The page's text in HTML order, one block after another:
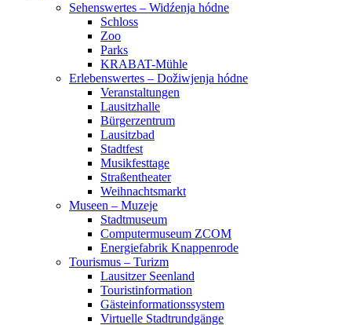
Sehenswertes – Widźenja hódne
Schloss
Zoo
Parks
KRABAT-Mühle
Erlebenswertes – Dožiwjenja hódne
Veranstaltungen
Lausitzhalle
Bürgerzentrum
Lausitzbad
Stadtfest
Musikfesttage
Straßentheater
Weihnachtsmarkt
Museen – Muzeje
Stadtmuseum
Computermuseum ZCOM
Energiefabrik Knappenrode
Tourismus – Turizm
Lausitzer Seenland
Touristinformation
Gästeinformationssystem
Virtuelle Stadtrundgänge